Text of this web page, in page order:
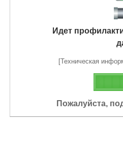
Идет
[Техническая
Пожалуйста,